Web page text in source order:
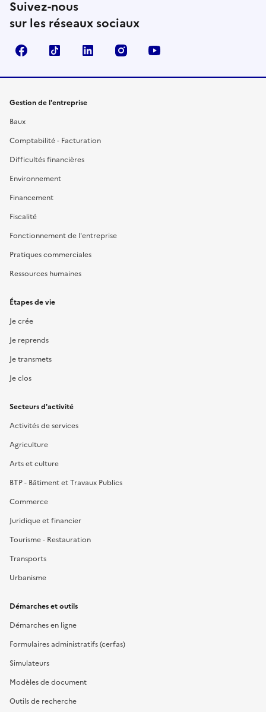
Suivez-nous
sur les réseaux sociaux
FacebookTikTok Linkedin Instagram
Gestion de l'entreprise
Baux
Comptabilité - Facturation
Difficultés financières
Environnement
Financement
Fiscalité
Fonctionnement de l'entreprise
Pratiques commerciales
Ressources humaines
Étapes de vie
Je crée
Je reprends
Je transmets
Je clos
Secteurs d'activité
Activités de services
Agriculture
Arts et culture
BTP - Bâtiment et Travaux Publics
Commerce
Juridique et financier
Tourisme - Restauration
Transports
Urbanisme
Démarches et outils
Démarches en ligne
Formulaires administratifs (cerfas)
Simulateurs
Modèles de document
Outils de recherche